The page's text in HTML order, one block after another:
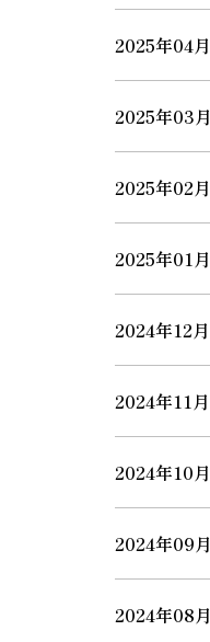
2025年04月
2025年03月
2025年02月
2025年01月
2024年12月
2024年11月
2024年10月
2024年09月
2024年08月